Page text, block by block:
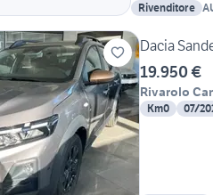
Rivenditore
Dacia
19.950 €
Rivarolo
Km0 07/